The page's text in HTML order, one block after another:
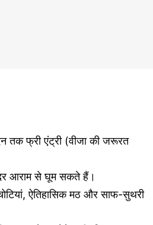
तक फ्री एंट्री (वीजा की जरूरत
आराम से घूम सकते हैं।
ऐतिहासिक मठ और साफ-सुथरी